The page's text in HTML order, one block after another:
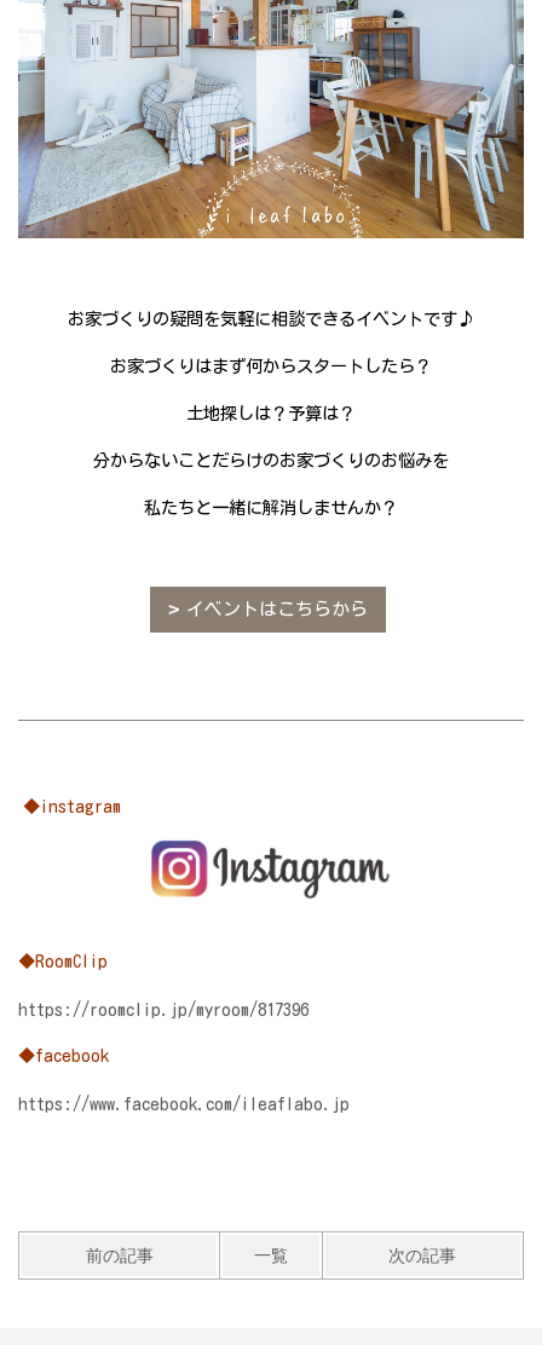
お家づくりの疑問を気軽に相談できるイベントです♪
お家づくりはまず何からスタートしたら？
土地探しは？予算は？
分からないことだらけのお家づくりのお悩みを
私たちと一緒に解消しませんか？
イベントはこちらから
◆instagram
◆RoomClip
https://roomclip.jp/myroom/817396
◆facebook
https://www.facebook.com/ileaflabo.jp
前の記事 一覧 次の記事